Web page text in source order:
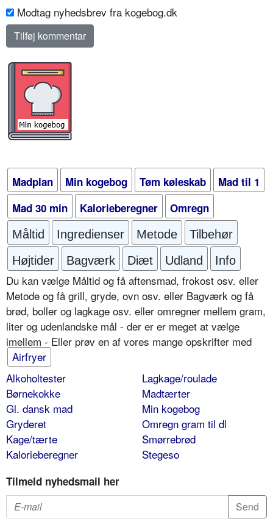
Modtag nyhedsbrev fra kogebog.dk
Madplan Min kogebog Tøm køleskab
Mad til 1
Mad 30 min
Kalorieberegner Omregn
Måltid Ingredienser Metode
Tilbehør
Højtider
Bagværk Diæt Udland Info
Du kan vælge Måltid og få aftensmad, frokost osv. eller
Metode og få grill, gryde, ovn osv. eller Bagværk og få
brød, boller og lagkage osv. eller omregner mellem gram,
liter og udenlandske mål - der er er meget at vælge
imellem - Eller prøv en af vores mange opskrifter med
Airfryer
Alkoholtester
Børnekokke
Gl. dansk mad
Gryderet
Kage/tærte
Kalorieberegner
Lagkage/roulade
Madtærter
Min kogebog
Omregn gram til dl
Smørrebrød
Stegeso
Tilmeld nyhedsmail her